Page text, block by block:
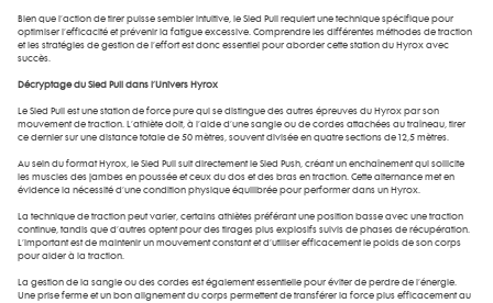
Bien que l’action de tirer puisse sembler intuitive, le Sled Pull requiert une technique spécifique pour
optimiser l’efficacité et prévenir la fatigue excessive. Comprendre les différentes méthodes de traction
et les stratégies de gestion de l’effort est donc essentiel pour aborder cette station du Hyrox avec
succès.
Décryptage du Sled Pull dans l’Univers Hyrox
Le Sled Pull est une station de force pure qui se distingue des autres épreuves du Hyrox par son
mouvement de traction. L’athlète doit, à l’aide d’une sangle ou de cordes attachées au traîneau, tirer
ce dernier sur une distance totale de 50 mètres, souvent divisée en quatre sections de 12,5 mètres.
Au sein du format Hyrox, le Sled Pull suit directement le Sled Push, créant un enchaînement qui sollicite
les muscles des jambes en poussée et ceux du dos et des bras en traction. Cette alternance met en
évidence la nécessité d’une condition physique équilibrée pour performer dans un Hyrox.
La technique de traction peut varier, certains athlètes préférant une position basse avec une traction
continue, tandis que d’autres optent pour des tirages plus explosifs suivis de phases de récupération.
L’important est de maintenir un mouvement constant et d’utiliser efficacement le poids de son corps
pour aider à la traction.
La gestion de la sangle ou des cordes est également essentielle pour éviter de perdre de l’énergie.
Une prise ferme et un bon alignement du corps permettent de transférer la force plus efficacement au